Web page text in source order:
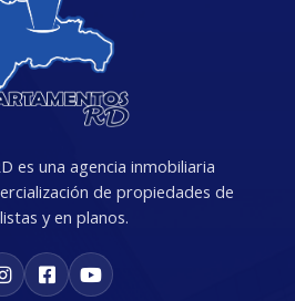
es una agencia inmobiliaria
de propiedades de
y en planos.